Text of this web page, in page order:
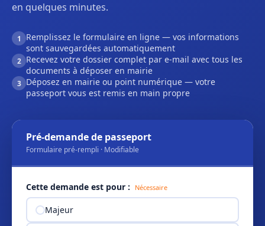
en quelques minutes.
1
Remplissez le formulaire en ligne — vos informations
sont sauvegardées automatiquement
2 Recevez votre dossier complet par e-mail avec tous les
documents à déposer en mairie
3 Déposez en mairie ou point numérique — votre
passeport vous est remis en main propre
Pré-demande de passeport
Formulaire pré-rempli · Modifiable
Cette demande est pour : Nécessaire
Majeur